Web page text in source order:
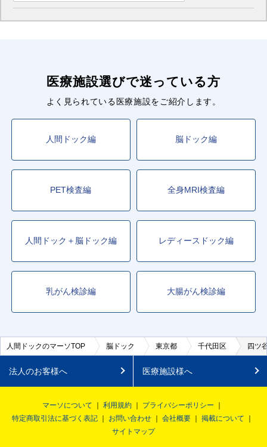
永田町駅 後楽園駅 赤羽岩淵駅 志茂駅
王子神谷駅 六本木一丁目駅 麻布十番駅
医療施設選びで迷っている方
よく見られている医療施設をご紹介します。
人間ドック編 脳ドック編
PET検査編 全身MRI検査編
人間ドック＋脳ドック編 レディースドック編
乳がん検診編 大腸がん検診編
人間ドックのマーソTOP 脳ドック 東京都 千代田区 四ツ
法人のお客様へ 医療施設様へ
マーソについて 利用規約
プライバシーポリシー
特定商取引法に基づく表記
お問い合わせ 会社概要
掲載について
サイトマップ